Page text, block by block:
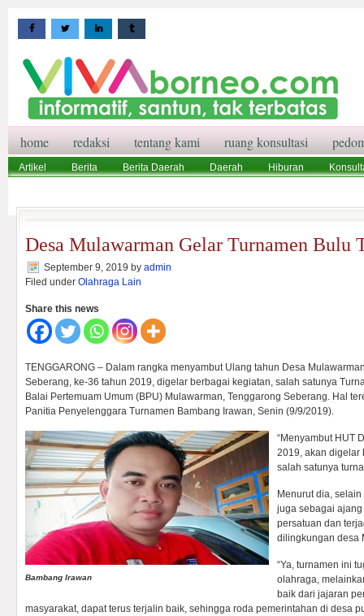
home redaksi tentang kami ruang konsultasi
Artikel Berita Berita Daerah Daerah Hiburan
Desa Mulawarman Gelar Turnamen Bulu
September 9, 2019 by admin
Filed under Olahraga Lain
Share this news
TENGGARONG – Dalam rangka menyambut Ulang tahun Desa
Seberang, ke-36 tahun 2019, digelar berbagai kegiatan, salah satunya
Balai Pertemuam Umum (BPU) Mulawarman, Tenggarong Seberang. Hal
Panitia Penyelenggara Turnamen Bambang Irawan, Senin (9/9/2019).
Bambang Irawan
“Menyambut HUT
2019, akan digelar
salah satunya
Menurut dia,
juga sebagai
persatuan dan
dilingkungan desa
“Ya, turnamen ini
olahraga,
baik dari jajaran
masyarakat, dapat terus terjalin baik, sehingga roda pemerintahan di desa